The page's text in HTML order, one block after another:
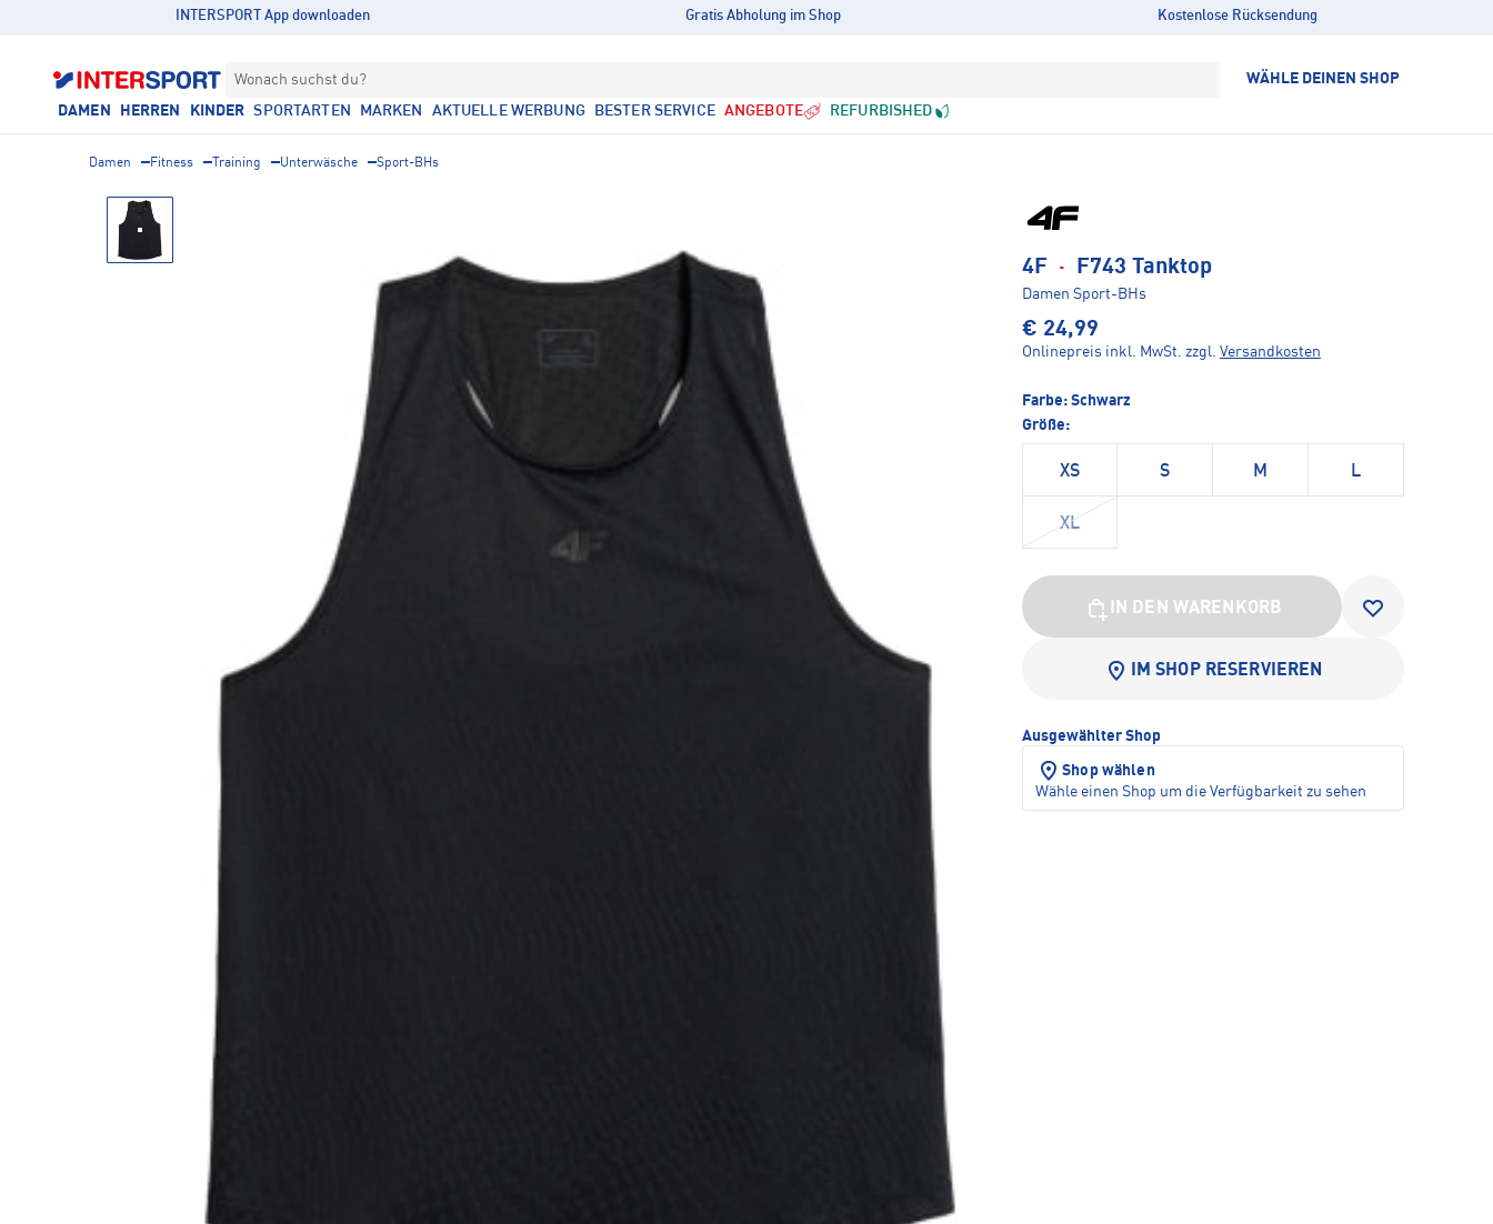
INTERSPORT App downloaden Gratis Abholung im Shop Kostenlose Rücksendung
Wonach suchst du? WÄHLE DEINEN SHOP
DAMEN HERREN KINDER SPORTARTEN MARKEN AKTUELLE WERBUNG BESTER SERVICE ANGEBOTE REFURBISHED
Damen Fitness Training Unterwäsche Sport-BHs
4F · F743 Tanktop
Damen Sport-BHs
€ 24,99
Onlinepreis inkl. MwSt. zzgl. Versandkosten
Farbe: Schwarz
Größe:
XS S M L
XL
IN DEN WARENKORB
IM SHOP RESERVIEREN
Ausgewählter Shop
Shop wählen
Wähle einen Shop um die Verfügbarkeit zu sehen